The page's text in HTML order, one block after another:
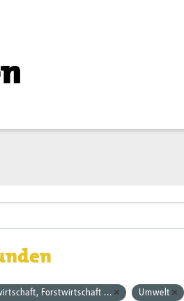
Forstwirtschaft ... Umwelt